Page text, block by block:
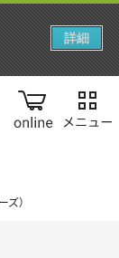
online
ズ）
詳細